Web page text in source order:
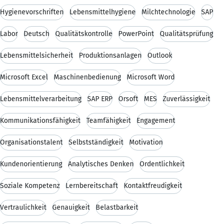
Hygienevorschriften Lebensmittelhygiene Milchtechnologie SAP
Labor Deutsch Qualitätskontrolle PowerPoint Qualitätsprüfung
Lebensmittelsicherheit Produktionsanlagen Outlook
Microsoft Excel Maschinenbedienung Microsoft Word
Lebensmittelverarbeitung SAP ERP Orsoft MES Zuverlässigkeit
Kommunikationsfähigkeit Teamfähigkeit Engagement
Organisationstalent Selbstständigkeit Motivation
Kundenorientierung Analytisches Denken Ordentlichkeit
Soziale Kompetenz Lernbereitschaft Kontaktfreudigkeit
Vertraulichkeit Genauigkeit Belastbarkeit